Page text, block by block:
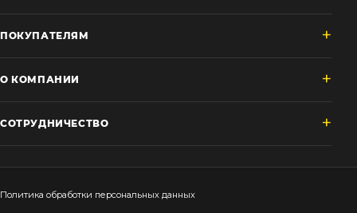
ПОКУПАТЕЛЯМ
О КОМПАНИИ
СОТРУДНИЧЕСТВО
Политика обработки персональных данных